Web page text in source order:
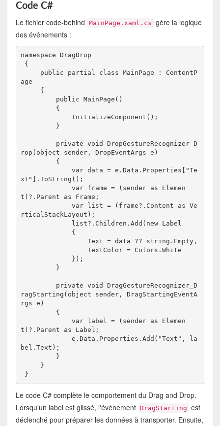
Code C#
Le fichier code-behind MainPage.xaml.cs gère la logique
des événements :
namespace DragDrop
{
age
{
public MainPage()
{
InitializeComponent();
}
rop(object sender, DropEventArgs e)
{
xt"].ToString();
t)?.Parent as Frame;
rticalStackLayout);
list?.Children.Add(new Label
{
Text = data ?? string.Empty,
TextColor = Colors.White
});
}
ragStarting(object sender, DragStartingEventA
rgs e)
{
t)?.Parent as Label;
bel.Text);
}
}
}
Le code C# complète le comportement du Drag and Drop.
Lorsqu'un label est glissé, l'événement DragStarting est
déclenché pour préparer les données à transporter. Ensuite,